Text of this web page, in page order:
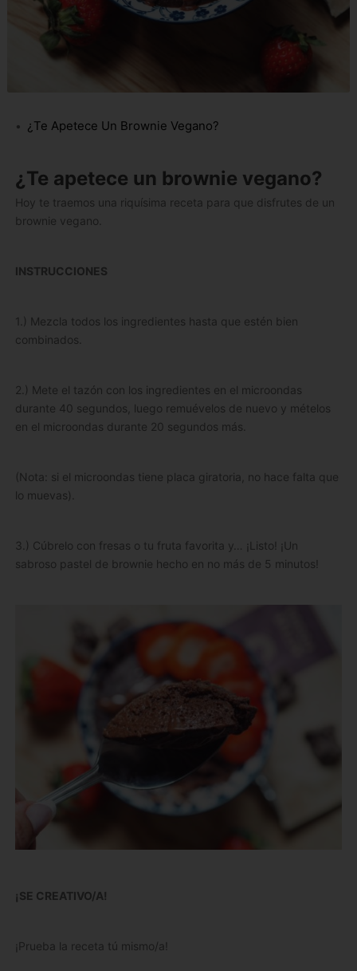
¿te Apetece Un Brownie Vegano?
¿Te apetece un brownie vegano?
Hoy te traemos una riquísima receta para que disfrutes de un
brownie vegano.
INSTRUCCIONES
1.) Mezcla todos los ingredientes hasta que estén bien
combinados.
2.) Mete el tazón con los ingredientes en el microondas
durante 40 segundos, luego remuévelos de nuevo y mételos
en el microondas durante 20 segundos más.
(Nota: si el microondas tiene placa giratoria, no hace falta que
lo muevas).
3.) Cúbrelo con fresas o tu fruta favorita y… ¡Listo! ¡Un
sabroso pastel de brownie hecho en no más de 5 minutos!
¡SE CREATIVO/A!
¡Prueba la receta tú mismo/a!